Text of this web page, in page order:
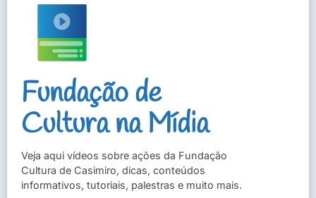
Fundação de
Cultura na Mídia
Veja aqui vídeos sobre ações da Fundação
Cultura de Casimiro, dicas, conteúdos
informativos, tutoriais, palestras e muito mais.